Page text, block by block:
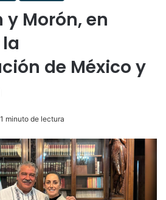
Morón, en
de México y
1 minuto de lectura